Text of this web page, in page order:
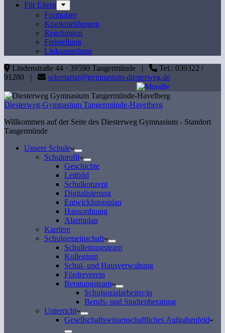
Für Eltern
Formulare
Krankmeldungen
Regelungen
Freistellung
Linksammlung
Lindenstraße 44 · 39590 Tangermünde |
Tel.: 039322 /
91280 |
sekretariat@gymnasium-diesterweg.de
Diesterweg-Gymnasium Tangermünde-Havelberg
Willkommen auf der Seite des Diesterweg Gymnasium - Standort
Tangermünde
Unsere Schule
Schulprofil
Geschichte
Leitbild
Schulkonzept
Digitalisierung
Entwicklungsplan
Hausordnung
Alarmplan
Karriere
Schulgemeinschaft
Schulleitungsteam
Kollegium
Schul- und Hausverwaltung
Förderverein
Beratungsteam
Schulsozialarbeiter/in
Berufs- und Studienberatung
Unterricht
Gesellschaftswissenschaftliches Aufgabenfeld